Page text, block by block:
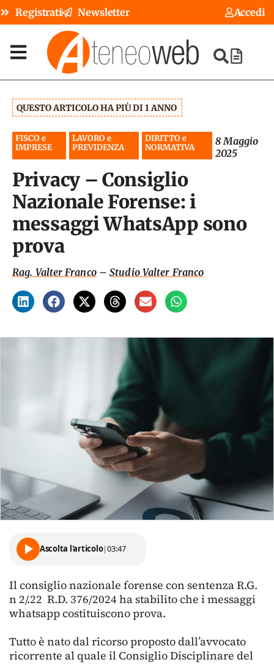
Registrati Newsletter Accedi
QUESTO ARTICOLO HA PIÙ DI 1 ANNO
FISCO e
IMPRESE
LAVORO e
PREVIDENZA
DIRITTO e
NORMATIVA
8 Maggio
2025
Privacy – Consiglio
Nazionale Forense: i
messaggi WhatsApp sono
prova
Rag. Valter Franco–Studio Valter Franco
Ascolta l'articolo|03:47
Il consiglio nazionale forense con sentenza R.G.
n 2/.22 R.D. 376/2024 ha stabilito che i messaggi
whatsapp costituiscono prova.
Tutto è nato dal ricorso proposto dall’avvocato
ricorrente al quale il Consiglio Disciplinare del